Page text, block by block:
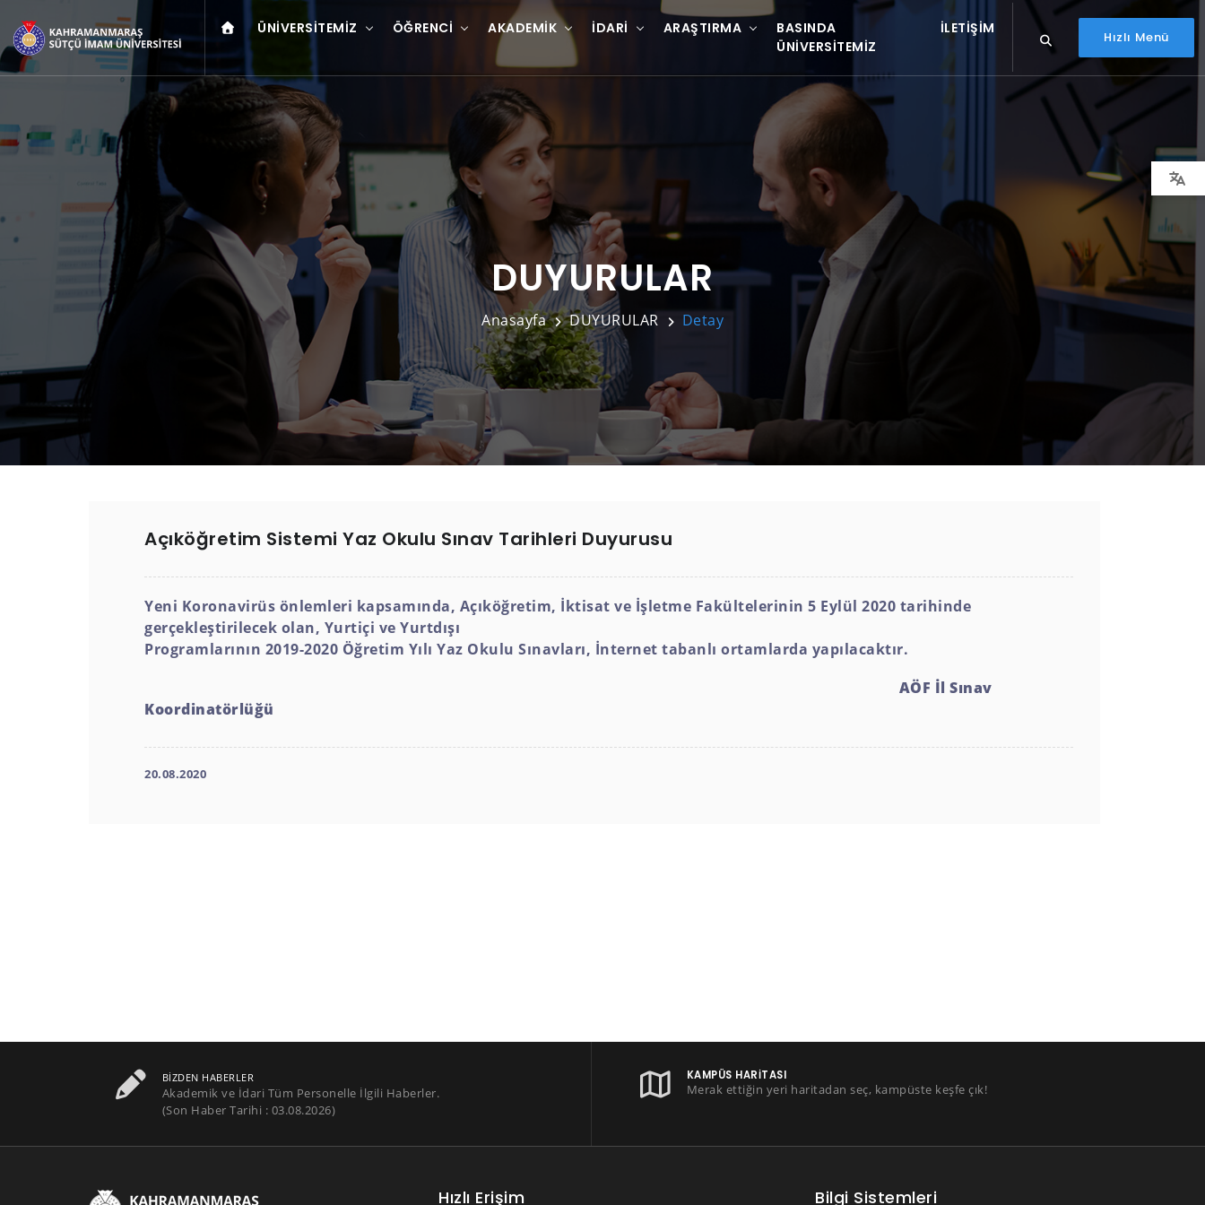
ÜNIVERSITEMIZ ÖĞRENCI AKADEMIK İDARI ARAŞTIRMA
BASINDA
ÜNIVERSITEMIZ
İLETIŞIM
Hızlı Menü
DUYURULAR
Anasayfa DUYURULAR Detay
Açıköğretim Sistemi Yaz Okulu Sınav Tarihleri Duyurusu
Yeni Koronavirüs önlemleri kapsamında, Açıköğretim, İktisat ve İşletme Fakültelerinin 5 Eylül 2020 tarihinde
gerçekleştirilecek olan, Yurtiçi ve Yurtdışı
Programlarının 2019-2020 Öğretim Yılı Yaz Okulu Sınavları, İnternet tabanlı ortamlarda yapılacaktır.
AÖF İl Sınav
Koordinatörlüğü
20.08.2020
BIZDEN HABERLER
Akademik ve İdari Tüm Personelle İlgili Haberler.
(Son Haber Tarihi : 03.08.2026)
KAMPÜS HARITASI
Merak ettiğin yeri haritadan seç, kampüste keşfe çık!
Hızlı Erişim Bilgi Sistemleri